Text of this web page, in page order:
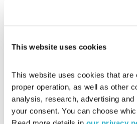
This website uses cookies
This website uses cookies that are
proper operation, as well as other
analysis, research, advertising
your consent. You can choose
להבויוסי בבליקי